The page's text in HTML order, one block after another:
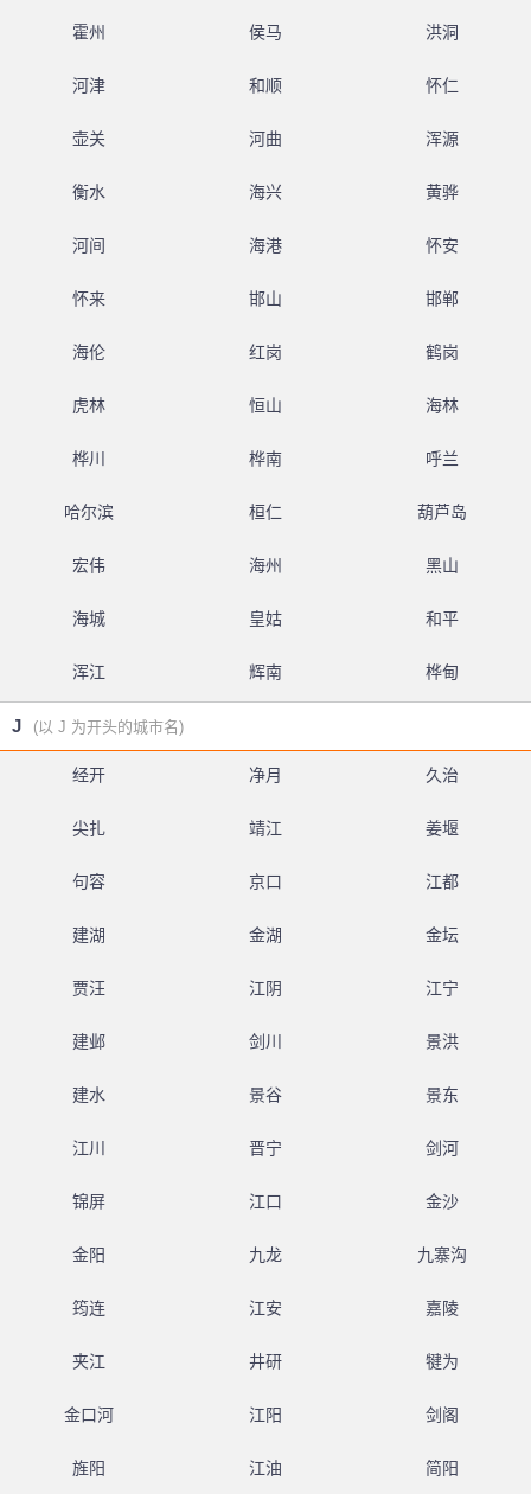
霍州 侯马 洪洞
河津 和顺 怀仁
壶关 河曲 浑源
衡水 海兴 黄骅
河间 海港 怀安
怀来 邯山 邯郸
海伦 红岗 鹤岗
虎林 恒山 海林
桦川 桦南 呼兰
哈尔滨 桓仁 葫芦岛
宏伟 海州 黑山
海城 皇姑 和平
浑江 辉南 桦甸
J (以 J 为开头的城市名)
经开 净月 久治
尖扎 靖江 姜堰
句容 京口 江都
建湖 金湖 金坛
贾汪 江阴 江宁
建邺 剑川 景洪
建水 景谷 景东
江川 晋宁 剑河
锦屏 江口 金沙
金阳 九龙 九寨沟
筠连 江安 嘉陵
夹江 井研 犍为
金口河 江阳 剑阁
旌阳 江油 简阳